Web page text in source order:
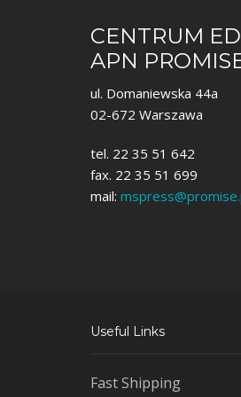
CENTRUM
APN
ul. Domaniewska 44a
02-672 Warszawa
tel. 22 35 51 642
fax. 22 35 51 699
mail:
Useful Links
Fast Shipping